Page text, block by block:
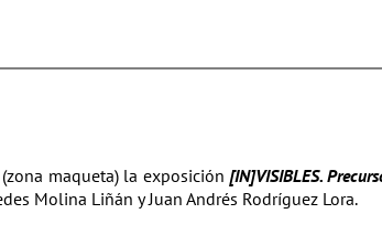
maqueta) la exposición [IN]VISIBLES.
Molina Liñán y Juan Andrés Rodríguez Lora.